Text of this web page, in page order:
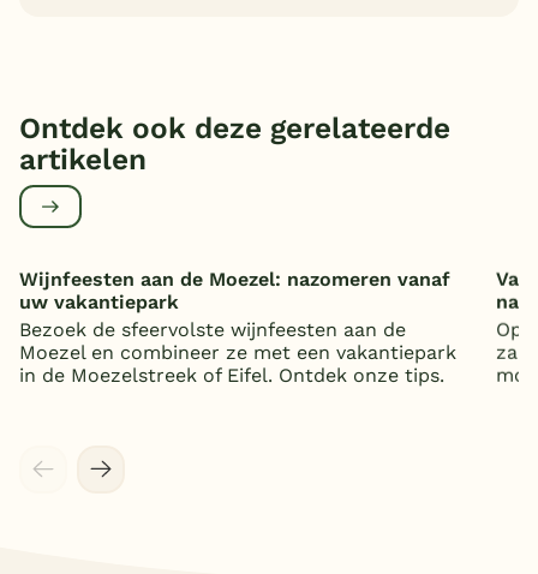
Ontdek ook deze gerelateerde
artikelen
Wijnfeesten aan de Moezel: nazomeren vanaf
uw vakantiepark
Bezoek de sfeervolste wijnfeesten aan de
Moezel en combineer ze met een vakantiepark
in de Moezelstreek of Eifel. Ontdek onze tips.
Op